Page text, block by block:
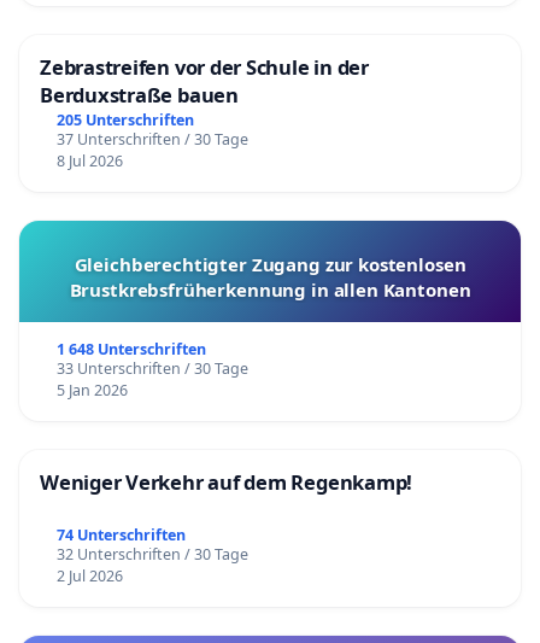
Zebrastreifen vor der Schule in der
Berduxstraße bauen
205 Unterschriften
37 Unterschriften / 30 Tage
8 Jul 2026
Gleichberechtigter Zugang zur kostenlosen
Brustkrebsfrüherkennung in allen Kantonen
1 648 Unterschriften
33 Unterschriften / 30 Tage
5 Jan 2026
Weniger Verkehr auf dem Regenkamp!
74 Unterschriften
32 Unterschriften / 30 Tage
2 Jul 2026